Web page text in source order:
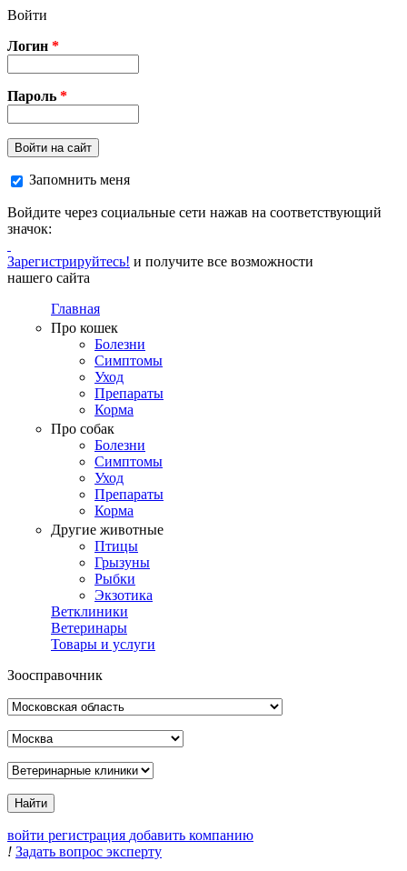
Перейти к основному содержанию
Войти
Логин *
Пароль *
Войти на сайт
Запомнить меня
Войдите через социальные сети нажав на соответствующий
значок:
Зарегистрируйтесь! и получите все возможности
нашего сайта
Главная
Про кошек
Болезни
Симптомы
Уход
Препараты
Корма
Про собак
Болезни
Симптомы
Уход
Препараты
Корма
Другие животные
Птицы
Грызуны
Рыбки
Экзотика
Ветклиники
Ветеринары
Товары и услуги
Зоосправочник
войти регистрация добавить компанию
! Задать вопрос эксперту